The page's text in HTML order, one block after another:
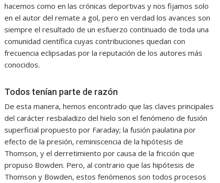
hacemos como en las crónicas deportivas y nos fijamos solo
en el autor del remate a gol, pero en verdad los avances son
siempre el resultado de un esfuerzo continuado de toda una
comunidad científica cuyas contribuciones quedan con
frecuencia eclipsadas por la reputación de los autores más
conocidos.
Todos tenían parte de razón
De esta manera, hemos encontrado que las claves principales
del carácter resbaladizo del hielo son el fenómeno de fusión
superficial propuesto por Faraday; la fusión paulatina por
efecto de la presión, reminiscencia de la hipótesis de
Thomson, y el derretimiento por causa de la fricción que
propuso Bowden. Pero, al contrario que las hipótesis de
Thomson y Bowden, estos fenómenos son todos procesos